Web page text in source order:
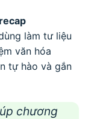
làm tư liệu
văn hóa
tự hào và gắn
chương